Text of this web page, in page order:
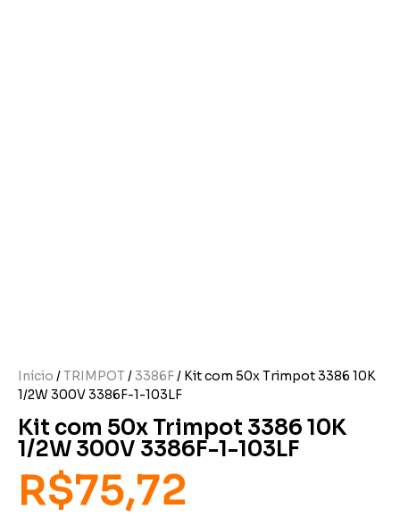
Início /TRIMPOT / 3386F/ Kit com 50x Trimpot 3386 10K
1/2W 300V 3386F-1-103LF
Kit com 50x Trimpot 3386 10K
1/2W 300V 3386F-1-103LF
R$75,72